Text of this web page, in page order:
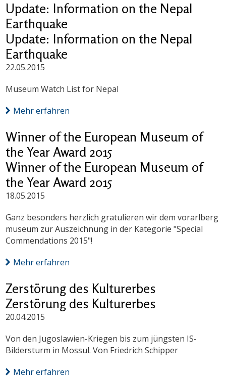
Update: Information on the Nepal
Earthquake
Update: Information on the Nepal
Earthquake
22.05.2015
Museum Watch List for Nepal
Mehr erfahren
Winner of the European Museum of
the Year Award 2015
Winner of the European Museum of
the Year Award 2015
18.05.2015
Ganz besonders herzlich gratulieren wir dem vorarlberg
museum zur Auszeichnung in der Kategorie "Special
Commendations 2015"!
Mehr erfahren
Zerstörung des Kulturerbes
Zerstörung des Kulturerbes
20.04.2015
Von den Jugoslawien-Kriegen bis zum jüngsten IS-
Bildersturm in Mossul. Von Friedrich Schipper
Mehr erfahren